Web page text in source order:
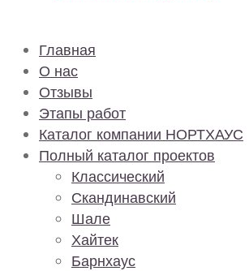
Главная
О нас
Отзывы
Этапы работ
Каталог компании НОРТХАУС
Полный каталог проектов
Классический
Скандинавский
Шале
Хайтек
Барнхаус